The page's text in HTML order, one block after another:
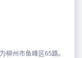
柳州市鱼峰区65路。